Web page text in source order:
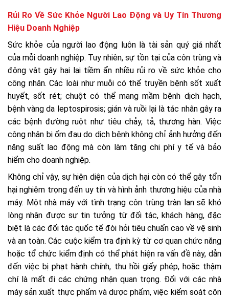
Rủi Ro Về Sức Khỏe Người Lao Động và Uy Tín Thương
Hiệu Doanh Nghiệp
Sức khỏe của người lao động luôn là tài sản quý giá nhất
của mỗi doanh nghiệp. Tuy nhiên, sự tồn tại của côn trùng và
động vật gây hại lại tiềm ẩn nhiều rủi ro về sức khỏe cho
công nhân. Các loài như muỗi có thể truyền bệnh sốt xuất
huyết, sốt rét; chuột có thể mang mầm bệnh dịch hạch,
bệnh vàng da leptospirosis; gián và ruồi lại là tác nhân gây ra
các bệnh đường ruột như tiêu chảy, tả, thương hàn. Việc
công nhân bị ốm đau do dịch bệnh không chỉ ảnh hưởng đến
năng suất lao động mà còn làm tăng chi phí y tế và bảo
hiểm cho doanh nghiệp.
Không chỉ vậy, sự hiện diện của dịch hại còn có thể gây tổn
hại nghiêm trọng đến uy tín và hình ảnh thương hiệu của nhà
máy. Một nhà máy với tình trạng côn trùng tràn lan sẽ khó
lòng nhận được sự tin tưởng từ đối tác, khách hàng, đặc
biệt là các đối tác quốc tế đòi hỏi tiêu chuẩn cao về vệ sinh
và an toàn. Các cuộc kiểm tra định kỳ từ cơ quan chức năng
hoặc tổ chức kiểm định có thể phát hiện ra vấn đề này, dẫn
đến việc bị phạt hành chính, thu hồi giấy phép, hoặc thậm
chí là mất đi các chứng nhận quan trọng. Đối với các nhà
máy sản xuất thực phẩm và dược phẩm, việc kiểm soát côn